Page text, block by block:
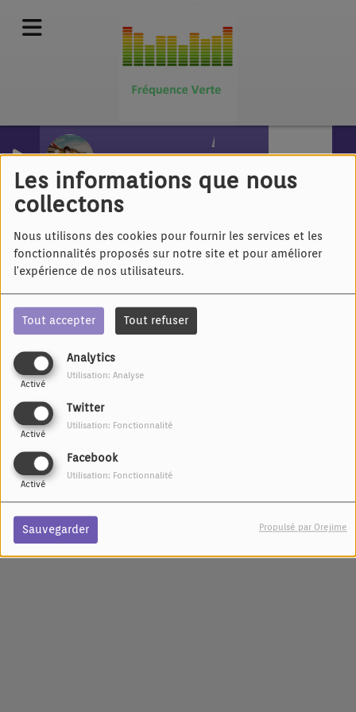
Les informations que nous
collectons
Nous utilisons des cookies pour fournir les services et les
fonctionnalités proposés sur notre site et pour améliorer
l'expérience de nos utilisateurs.
Tout accepter Tout refuser
Analytics
Activé
Utilisation: Analyse
Twitter
Activé
Utilisation: Fonctionnalité
Facebook
Activé
Utilisation: Fonctionnalité
Sauvegarder Propulsé par Orejime
Boulevard de
GAUVAIN
Podcasts
IL Y A 10 MOIS
PODCASTS
D’INTERVIEWS